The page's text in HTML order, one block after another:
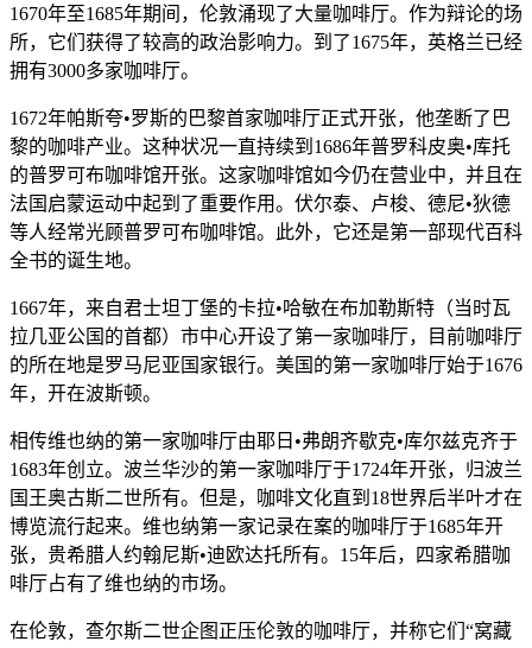
1670年至1685年期间，伦敦涌现了大量咖啡厅。作为辩论的场
所，它们获得了较高的政治影响力。到了1675年，英格兰已经
拥有3000多家咖啡厅。
1672年帕斯夸•罗斯的巴黎首家咖啡厅正式开张，他垄断了巴
黎的咖啡产业。这种状况一直持续到1686年普罗科皮奥•库托
的普罗可布咖啡馆开张。这家咖啡馆如今仍在营业中，并且在
法国启蒙运动中起到了重要作用。伏尔泰、卢梭、德尼•狄德
等人经常光顾普罗可布咖啡馆。此外，它还是第一部现代百科
全书的诞生地。
1667年，来自君士坦丁堡的卡拉•哈敏在布加勒斯特（当时瓦
拉几亚公国的首都）市中心开设了第一家咖啡厅，目前咖啡厅
的所在地是罗马尼亚国家银行。美国的第一家咖啡厅始于1676
年，开在波斯顿。
相传维也纳的第一家咖啡厅由耶日•弗朗齐歇克•库尔兹克齐于
1683年创立。波兰华沙的第一家咖啡厅于1724年开张，归波兰
国王奥古斯二世所有。但是，咖啡文化直到18世界后半叶才在
博览流行起来。维也纳第一家记录在案的咖啡厅于1685年开
张，贵希腊人约翰尼斯•迪欧达托所有。15年后，四家希腊咖
啡厅占有了维也纳的市场。
在伦敦，查尔斯二世企图正压伦敦的咖啡厅，并称它们“窝藏